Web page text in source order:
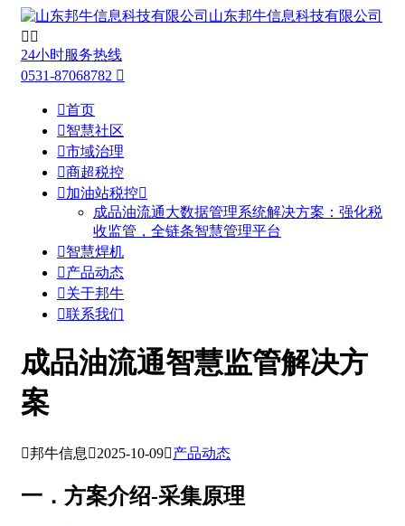
山东邦牛信息科技有限公司
 
24小时服务热线
0531-87068782 
首页
智慧社区
市域治理
商超税控
加油站税控
成品油流通大数据管理系统解决方案：强化税
收监管，全链条智慧管理平台
智慧焊机
产品动态
关于邦牛
联系我们
成品油流通智慧监管解决方
案
邦牛信息 2025-10-09产品动态
一．方案介绍-采集原理